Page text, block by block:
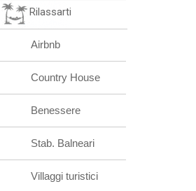
Rilassarti
Airbnb
Country House
Benessere
Stab. Balneari
Villaggi turistici